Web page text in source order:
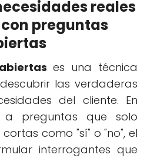
reales
preguntas
es una técnica
las verdaderas
del cliente. En
preguntas que solo
como "sí" o "no", el
interrogantes que